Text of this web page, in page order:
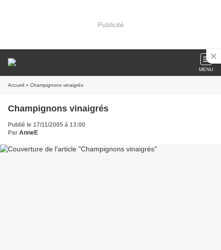
Publicité
MENU
Accueil » Champignons vinaigrés
Champignons vinaigrés
Publié le 17/11/2005 à 13:00
Par AnneE